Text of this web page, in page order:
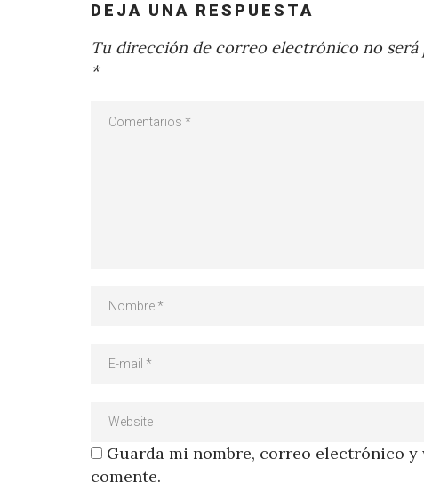
DEJA UNA RESPUESTA
Tu dirección de correo electrónico no será
*
Guarda mi nombre, correo electrónico y
comente.